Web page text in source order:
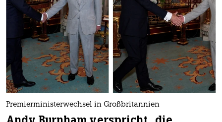
Premierministerwechsel in Großbritannien